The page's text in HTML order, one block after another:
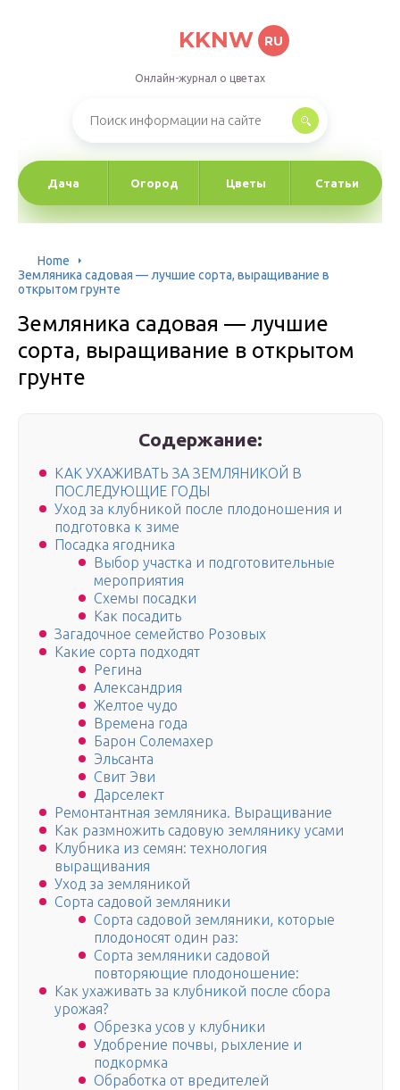
KKNW RU
Онлайн-журнал о цветах
Дача Огород Цветы Статьи
Home
Земляника садовая — лучшие сорта, выращивание в
открытом грунте
Земляника садовая — лучшие
сорта, выращивание в открытом
грунте
Содержание:
КАК УХАЖИВАТЬ ЗА ЗЕМЛЯНИКОЙ В
ПОСЛЕДУЮЩИЕ ГОДЫ
Уход за клубникой после плодоношения и
подготовка к зиме
Посадка ягодника
Выбор участка и подготовительные
мероприятия
Схемы посадки
Как посадить
Загадочное семейство Розовых
Какие сорта подходят
Регина
Александрия
Желтое чудо
Времена года
Барон Солемахер
Эльсанта
Свит Эви
Дарселект
Ремонтантная земляника. Выращивание
Как размножить садовую землянику усами
Клубника из семян: технология
выращивания
Уход за земляникой
Сорта садовой земляники
Сорта садовой земляники, которые
плодоносят один раз:
Сорта земляники садовой
повторяющие плодоношение:
Как ухаживать за клубникой после сбора
урожая?
Обрезка усов у клубники
Удобрение почвы, рыхление и
подкормка
Обработка от вредителей